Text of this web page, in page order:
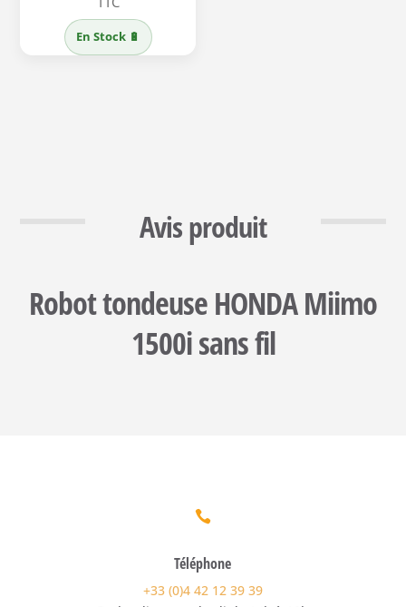
initial
était :
En Stock 🔋
Avis produit
Robot tondeuse HONDA Miimo
1500i sans fil

Téléphone
+33 (0)4 42 12 39 39